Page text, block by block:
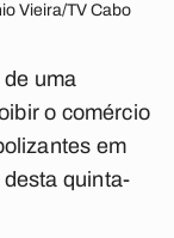
Vieira/TV Cabo
uma
o comércio
em
quinta-